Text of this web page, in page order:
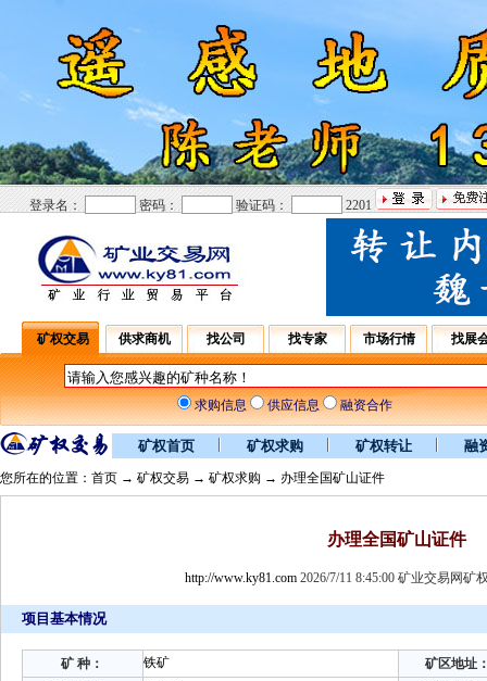
登录名： 密码： 验证码： 2201
矿权交易 供求商机 找公司 找专家 市场行情 找展
求购信息 供应信息 融资合作
矿权首页 矿权求购 矿权转让 融
您所在的位置： 首页 → 矿权交易 → 矿权求购 → 办理全国矿山证件
办理全国矿山证件
http://www.ky81.com2026/7/11 8:45:00 矿业交易网矿
项目基本情况
矿 种： 铁矿
矿区地址